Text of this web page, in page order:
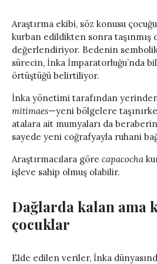
Araştırma ekibi, söz konusu
kurban edildikten sonra taşınmış
değerlendiriyor. Bedenin sembolik
sürecin, İnka İmparatorluğu’nda
örtüştüğü belirtiliyor.
İnka yönetimi tarafından
mitimaes—yeni bölgelere
atalara ait mumyaları da
sayede yeni coğrafyayla ruhani
Araştırmacılara göre capacocha
işleve sahip olmuş olabilir.
Dağlarda kalan ama
çocuklar
Elde edilen veriler, İnka